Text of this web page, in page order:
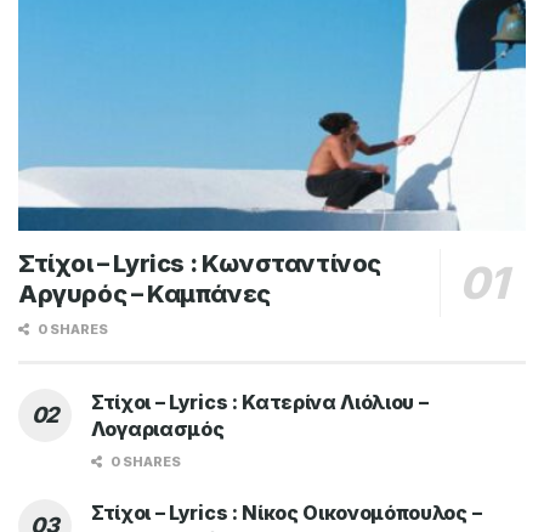
Στίχοι – Lyrics : Κωνσταντίνος
Αργυρός – Καμπάνες
0 SHARES
Στίχοι – Lyrics : Κατερίνα Λιόλιου –
Λογαριασμός
0 SHARES
Στίχοι – Lyrics : Νίκος Οικονομόπουλος –